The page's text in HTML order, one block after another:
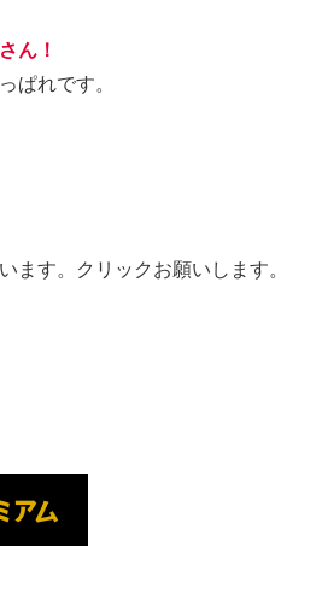
ん！
ぱれです。
ます。クリックお願いします。